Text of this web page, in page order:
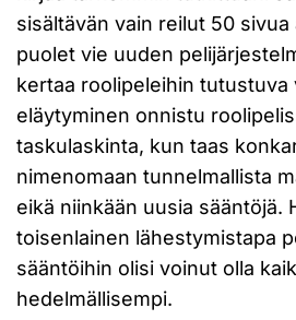
sisältävän vain reilut 50 sivua
puolet vie uuden
kertaa roolipeleihin tutustuva
eläytyminen onnistu
taskulaskinta, kun taas
nimenomaan tunnelmallista
eikä niinkään uusia sääntöjä.
toisenlainen lähestymistapa
sääntöihin olisi voinut olla
hedelmällisempi.